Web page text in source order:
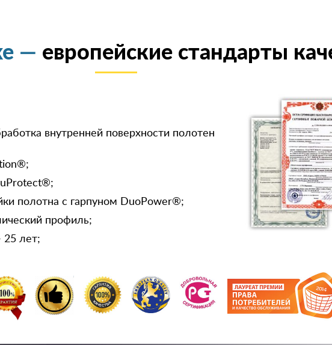
— европейские стандарты
внутренней поверхности полотен
полотна с гарпуном DuoPower®;
профиль;
25 лет;